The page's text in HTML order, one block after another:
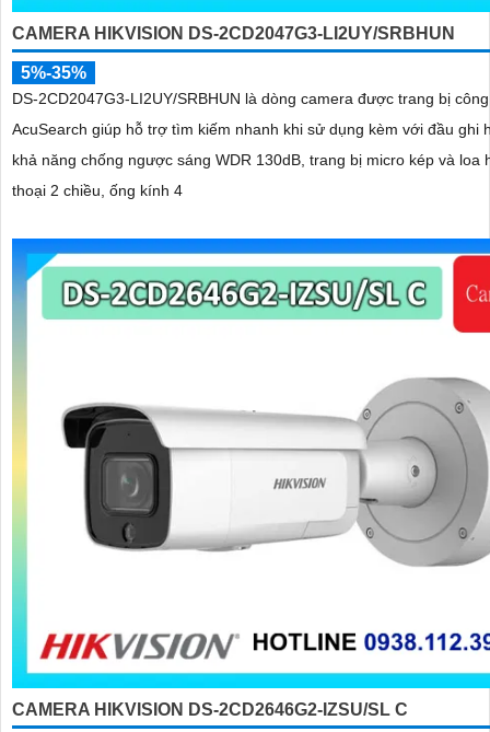
CAMERA HIKVISION DS-2CD2047G3-LI2UY/SRBHUN
5%-35%
DS-2CD2047G3-LI2UY/SRBHUN là dòng camera được trang bị
AcuSearch giúp hỗ trợ tìm kiếm nhanh khi sử dụng kèm với đầu ghi
khả năng chống ngược sáng WDR 130dB, trang bị micro kép và loa
thoại 2 chiều, ống kính 4
CAMERA HIKVISION DS-2CD2646G2-IZSU/SL C